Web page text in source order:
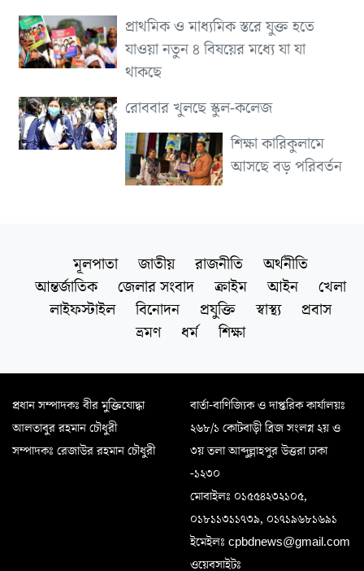
প্রাথমিক ও মাধ্যমিক স্তরে যুক্ত হতে
যাওয়া নতুন ৪ বিষয়ের মধ্যে যা যা
থাকছে
রোববার খুলছে স্কুল-কলেজ
শিক্ষা কারিকুলামে
আসছে বড় পরিবর্তন
মূলপাতা জাতীয় রাজনীতি
অর্থনীতি
আন্তর্জাতিক
জেলার সংবাদ ক্রাইম আইন
খেলা
লাইফস্টাইল
বিনোদন প্রযুক্তি স্বাস্থ্য
প্রবাস
ভ্রমণ
ধর্ম শিক্ষা
প্রধান সম্পাদকঃ বীর মুক্তিযোদ্ধা
আলতাবুর রহমান চৌধুরী
সম্পাদকঃ রেজাউর রহমান চৌধুরী
বার্তা-বাণিজ্যিক ও দাপ্তরিক কার্যালয়ঃ
২৬৮/১ কোটবাড়ী ব্রিজ সংলগ্ন ২য় ও
৩য় তলা আব্দুল্লাহপুর উত্তরা ঢাকা
-১২৩০
মোবাইলঃ ০১৫৫৪২৩২১০৫,
০১৮১১৩১১৭৩৯, ০১৭১৯৬৮১৬৯১
ইমেইলঃ cpbdnews@gmail.com
ওয়েবসাইটঃ